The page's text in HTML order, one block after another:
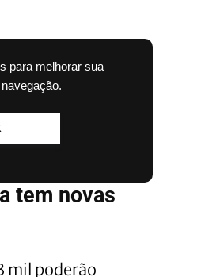
para melhorar sua
Brasil, que
melhorias
para
tem novas
mil poderão